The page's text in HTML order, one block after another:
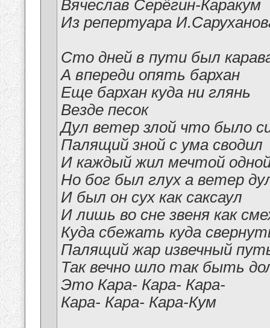
Вячеслав Серёгин-Каракум
Из репертуара
Сто дней в пути был
А впереди опять бархан
Еще бархан куда ни глянь
Везде песок
Дул ветер злой что было
Палящий зной с ума сводил
И каждый жил мечтой
Но бог был глух а ветер
И был он сух как саксаул
И лишь во сне звеня как
Куда сбежать куда
Палящий жар извечный
Так вечно шло так быть
Это Кара- Кара- Кара-
Кара- Кара- Кара-Кум